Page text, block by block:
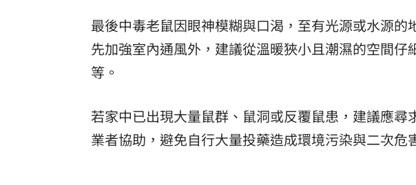
最後中毒老鼠因眼神模糊與口渴，至有光源或水源
先加強室內通風外，建議從溫暖狹小且潮濕的空間
等。
若家中已出現大量鼠群、鼠洞或反覆鼠患，建議應
業者協助，避免自行大量投藥造成環境污染與二次危